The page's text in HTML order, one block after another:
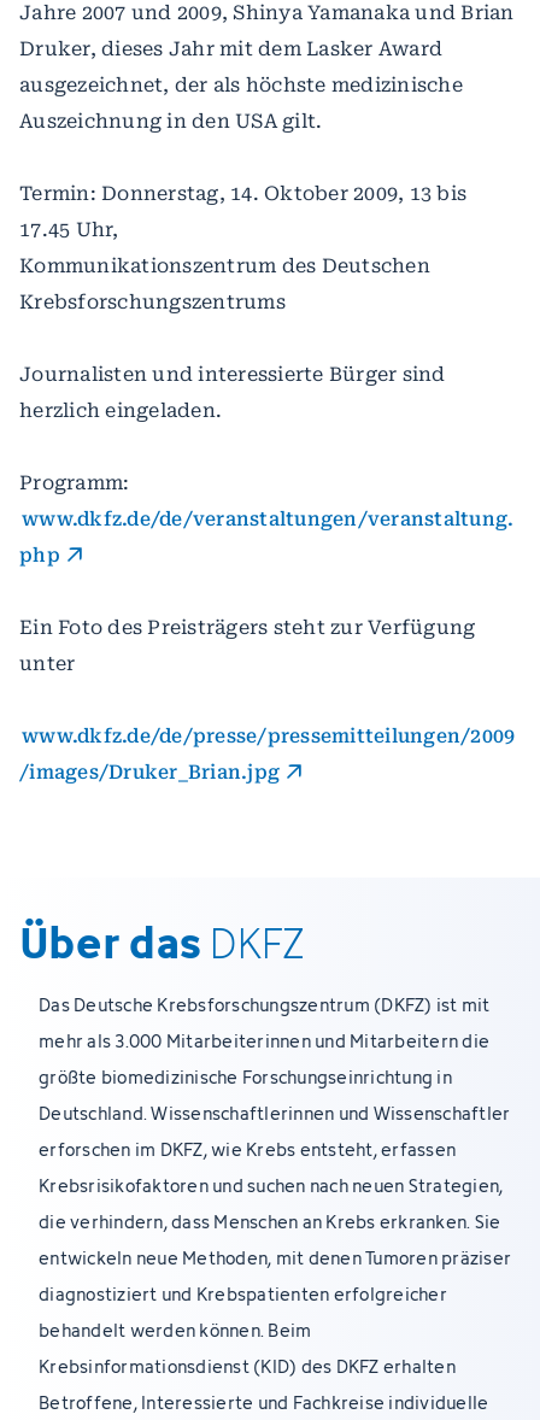
Jahre 2007 und 2009, Shinya Yamanaka und Brian
Druker, dieses Jahr mit dem Lasker Award
ausgezeichnet, der als höchste medizinische
Auszeichnung in den USA gilt.
Termin: Donnerstag, 14. Oktober 2009, 13 bis
17.45 Uhr,
Kommunikationszentrum des Deutschen
Krebsforschungszentrums
Journalisten und interessierte Bürger sind
herzlich eingeladen.
Programm:
www.dkfz.de/de/veranstaltungen/veranstaltung.
php
Ein Foto des Preisträgers steht zur Verfügung
unter
www.dkfz.de/de/presse/pressemitteilungen/2009
/images/Druker_Brian.jpg
Über das DKFZ
Das Deutsche Krebsforschungszentrum (DKFZ) ist mit
mehr als 3.000 Mitarbeiterinnen und Mitarbeitern die
größte biomedizinische Forschungseinrichtung in
Deutschland. Wissenschaftlerinnen und Wissenschaftler
erforschen im DKFZ, wie Krebs entsteht, erfassen
Krebsrisikofaktoren und suchen nach neuen Strategien,
die verhindern, dass Menschen an Krebs erkranken. Sie
entwickeln neue Methoden, mit denen Tumoren präziser
diagnostiziert und Krebspatienten erfolgreicher
behandelt werden können. Beim
Krebsinformationsdienst (KID) des DKFZ erhalten
Betroffene, Interessierte und Fachkreise individuelle